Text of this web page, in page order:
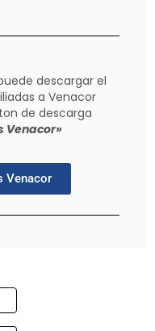
descargar el
a Venacor
de descarga
Venacor»
Venacor